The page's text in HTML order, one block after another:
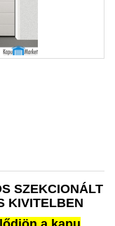
SZEKCIONÁLT
KIVITELBEN